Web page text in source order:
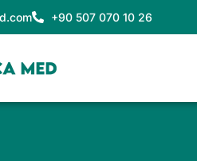
+90 507 070 10 26
&